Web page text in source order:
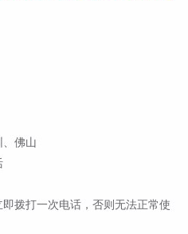
佛山
拨打一次电话，否则无法正常使